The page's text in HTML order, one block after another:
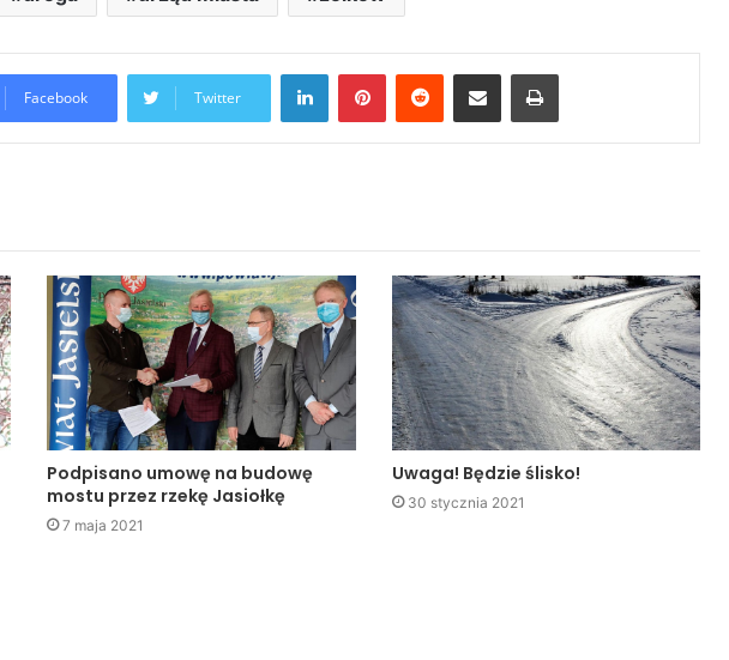
Facebook Twitter
LinkedIn
Podpisano umowę na budowę
mostu przez rzekę Jasiołkę
7 maja 2021
Uwaga! Będzie ślisko!
30 stycznia 2021